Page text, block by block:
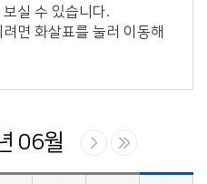
실 수 있습니다.
면 화살표를 눌러 이동해
06월